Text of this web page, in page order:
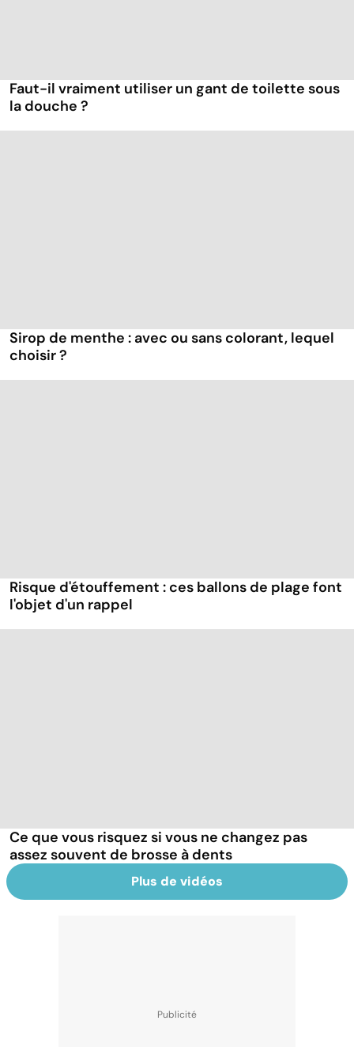
Faut-il vraiment utiliser un gant de toilette sous
la douche ?
Sirop de menthe : avec ou sans colorant, lequel
choisir ?
Risque d'étouffement : ces ballons de plage font
l'objet d'un rappel
Ce que vous risquez si vous ne changez pas
assez souvent de brosse à dents
Plus de vidéos